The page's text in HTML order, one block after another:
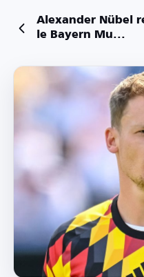
Alexander Nübel
le Bayern Mu...